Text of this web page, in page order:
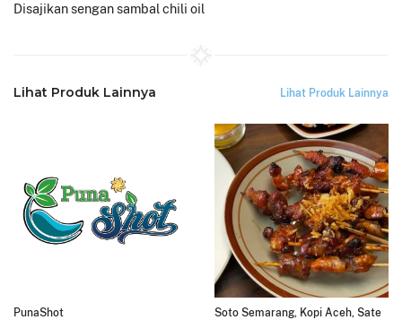
Disajikan sengan sambal chili oil
Lihat Produk Lainnya Lihat Produk Lainnya
PunaShot
Soto Semarang, Kopi Aceh, Sate